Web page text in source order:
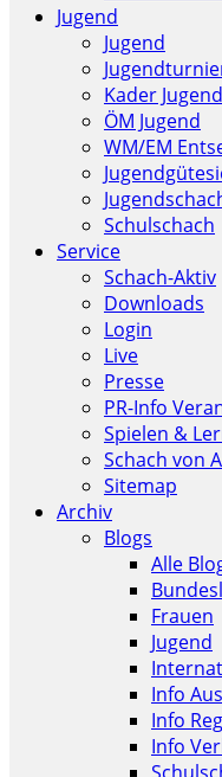
Jugend
Jugend
Kader Jugend
ÖM Jugend
WM/EM
Schulschach
Service
Schach-Aktiv
Downloads
Login
Live
Presse
PR-Info
Spielen &
Schach von
Sitemap
Archiv
Blogs
Alle
Frauen
Jugend
Info
Info
Info